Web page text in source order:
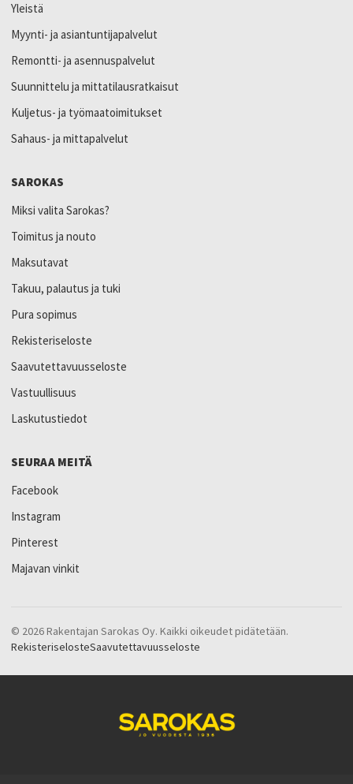
Yleistä
Myynti- ja asiantuntijapalvelut
Remontti- ja asennuspalvelut
Suunnittelu ja mittatilausratkaisut
Kuljetus- ja työmaatoimitukset
Sahaus- ja mittapalvelut
SAROKAS
Miksi valita Sarokas?
Toimitus ja nouto
Maksutavat
Takuu, palautus ja tuki
Pura sopimus
Rekisteriseloste
Saavutettavuusseloste
Vastuullisuus
Laskutustiedot
SEURAA MEITÄ
Facebook
Instagram
Pinterest
Majavan vinkit
© 2026 Rakentajan Sarokas Oy. Kaikki oikeudet pidätetään.
RekisteriselosteSaavutettavuusseloste